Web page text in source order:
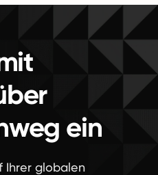
ein
Ihrer globalen